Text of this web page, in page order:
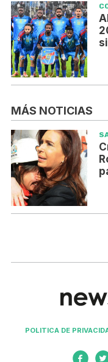
MÁS NOTICIAS
POLITICA DE